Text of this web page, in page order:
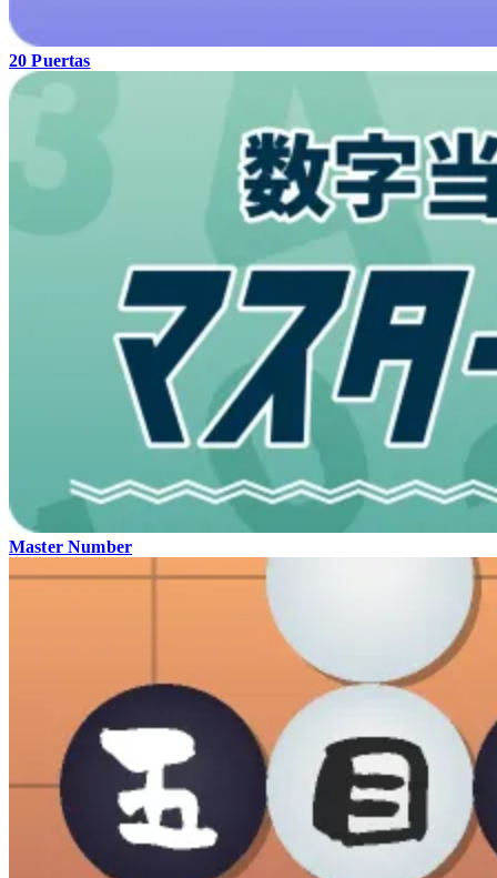
20 Puertas
Master Number